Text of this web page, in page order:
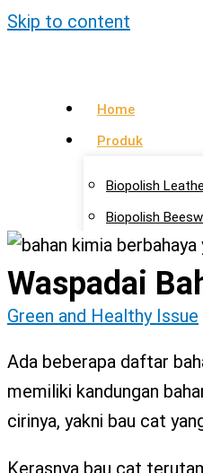
Skip to content
Home
Produk
Biopolish
Biopolish
Biopolish
Artikel
Lokasi Agen
Kontak Kami
Waspadai
Green and Healthy Issue
Ada beberapa daftar
memiliki kandungan
cirinya, yakni bau cat
Kerasnya bau cat